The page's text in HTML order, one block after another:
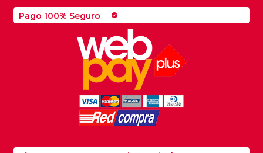
Pago 100% Seguro check_circle